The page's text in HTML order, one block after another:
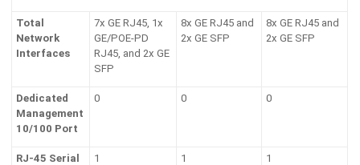
Total
Network
Interfaces
7x GE RJ45, 1x
GE/POE-PD
RJ45, and 2x GE
SFP
8x GE RJ45 and
2x GE SFP
8x GE RJ45 and
2x GE SFP
Dedicated
Management
10/100 Port
0 0 0
RJ-45 Serial
1 1 1